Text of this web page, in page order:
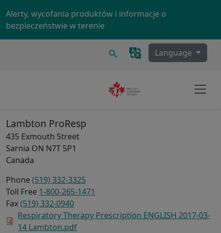
Alerty, wycofania produktów i informacje o
bezpieczeństwie w terenie
Szukaj Language
Lambton ProResp
435 Exmouth Street
Sarnia ON N7T 5P1
Canada
Phone (519) 332-3325
Toll Free 1-800-265-1471
Fax(519) 332-0940
Respiratory Therapy Prescription ENGLISH 2017-03-
14 Lambton.pdf